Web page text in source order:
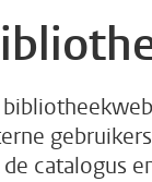
catalogus